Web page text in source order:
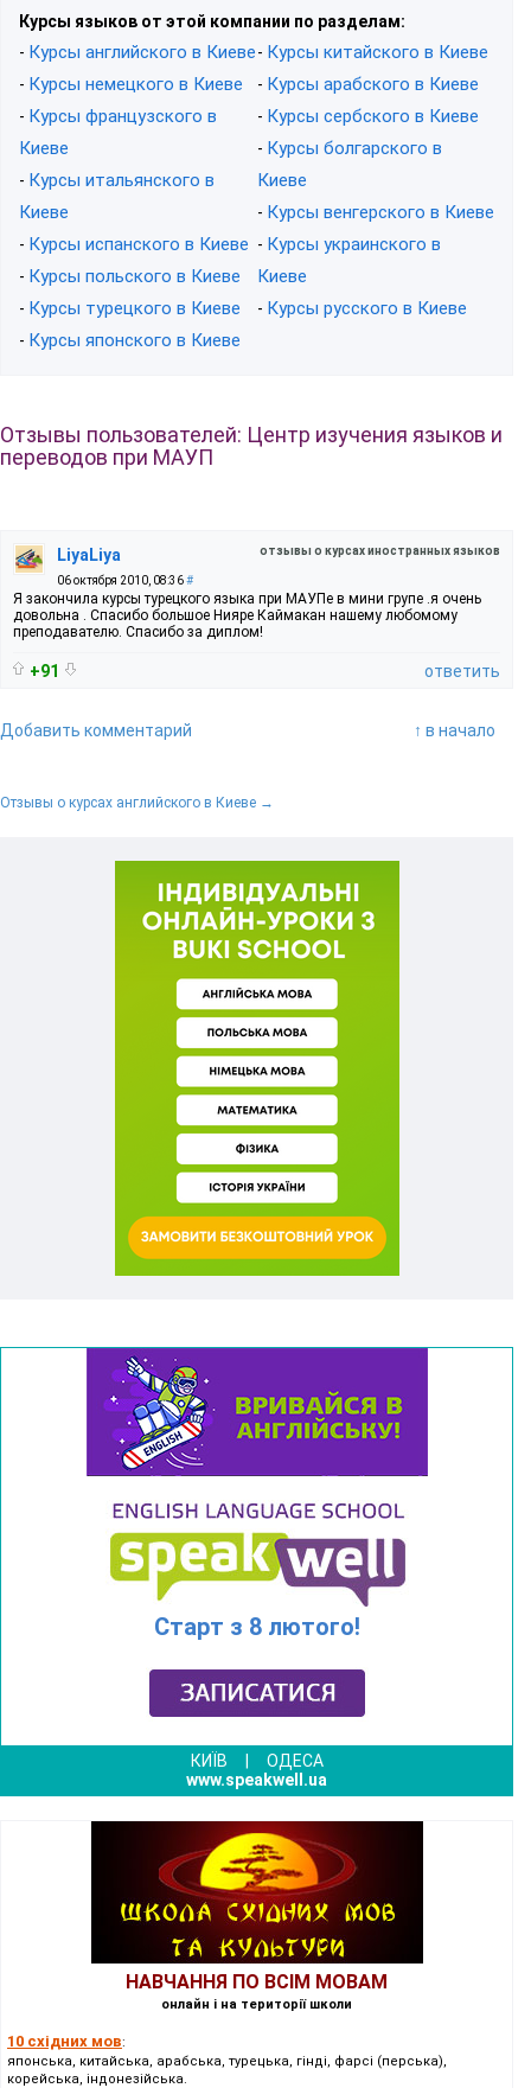
Курсы языков от этой компании по разделам:
- Курсы английского в Киеве
- Курсы немецкого в Киеве
- Курсы французского в
Киеве
- Курсы итальянского в
Киеве
- Курсы испанского в Киеве
- Курсы польского в Киеве
- Курсы турецкого в Киеве
- Курсы японского в Киеве
- Курсы китайского в Киеве
- Курсы арабского в Киеве
- Курсы сербского в Киеве
- Курсы болгарского в
Киеве
- Курсы венгерского в Киеве
- Курсы украинского в
Киеве
- Курсы русского в Киеве
Отзывы пользователей: Центр изучения языков и
переводов при МАУП
отзывы о курсах иностранных языков
LiyaLiya
06 октября 2010, 08:36#
Я закончила курсы турецкого языка при МАУПе в мини групе .я очень
довольна . Спасибо большое Нияре Каймакан нашему любомому
преподавателю. Спасибо за диплом!
+91 ответить
Добавить комментарий ↑ в начало
Отзывы о курсах английского в Киеве →
Старт з 8 лютого!
КИЇВ
ОДЕСА
www.speakwell.ua
НАВЧАННЯ ПО ВСІМ МОВАМ
онлайн і на території школи
10 східних мов:
японська, китайська, арабська, турецька, гінді, фарсі (перська),
корейська, індонезійська.